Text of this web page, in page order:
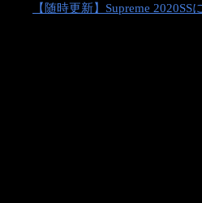
【随時更新】Supreme